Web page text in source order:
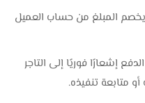
المبلغ من حساب العميل
إشعارًا فوريًا إلى التاجر
أو متابعة تنفيذه.